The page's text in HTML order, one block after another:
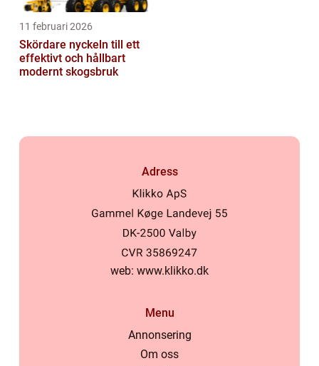
11 februari 2026
Skördare nyckeln till ett
effektivt och hållbart
modernt skogsbruk
Adress
web: www.klikko.dk
Menu
Annonsering
Om oss